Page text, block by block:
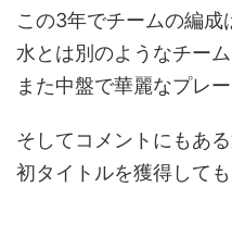
この3年でチームの編
水とは別のようなチー
また中盤で華麗なプレ
そしてコメントにもあ
初タイトルを獲得して